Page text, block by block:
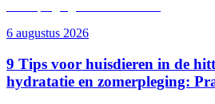
6 augustus 2026
9 Tips voor huisdieren in de
hydratatie en zomerpleging: